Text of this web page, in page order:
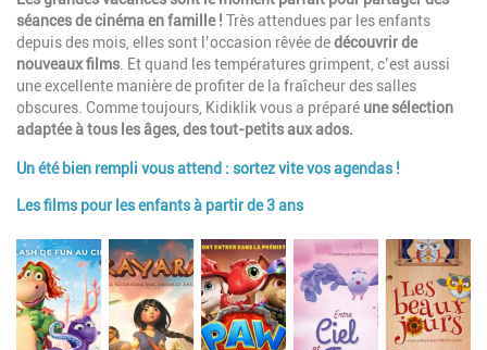
séances de cinéma en famille ! Très attendues par les enfants
depuis des mois, elles sont l’occasion rêvée dedécouvrir de
nouveaux films . Et quand les températures grimpent, c’est aussi
une excellente manière de profiter de la fraîcheur des salles
obscures. Comme toujours, Kidiklik vous a préparé une sélection
adaptée à tous les âges, des tout-petits aux ados.
Un été bien rempli vous attend : sortez vite vos agendas !
Paragraphes
Les films pour les enfants à partir de 3 ans
Image